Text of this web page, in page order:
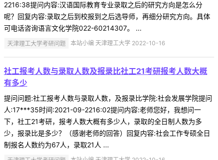
2216:38提问内容:汉语国际教育专业录取之后的研究方向是怎么分
呢？回复内容:录取之后到校报到之后选导师，再细分研究方向。具体
可电话咨询语言文化学院022-60214307。 ...
天津理工大学考研问题 本站小编 天津理工大学 2022-10-16
社工报考人数与录取人数及报录比社工21考研报考人数大概
有多少
提问问题:社工报考人数与录取人数，及报录比学院:社会发展学院提问
人:17***35时间:2021-09-2216:02提问内容:老师您好，我想问一
下，社工21考研，报考人数大概有多少人，录取的全日制人数为多
少，报录比是多少？（感谢老师的回答）回复内容:社会工作专硕全日
制报名人数约为67人，录取21人 ...